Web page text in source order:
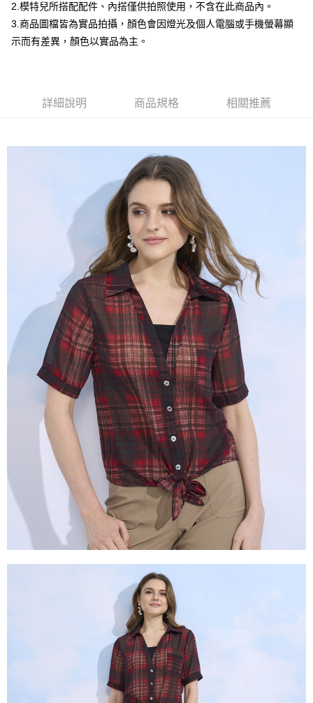
台新國際商業銀行
中國信託商業銀行
台灣樂天信用卡公司
Google Pay
大哥付你分期
2.付款方式選擇「大哥付你分期」，訂單成立後會自動跳轉到大哥付的交易
流程，驗證手機門號後，選擇欲分期的期數、繳款截止日，確認付款後即完
4.訂單成立30分鐘內，如未前往確認交易或遇審核未通過，訂單將自動取
消。如遇「轉專審核」未通過狀況，表示未達大哥付你分期系統評分，恕無
1.分期款項不併入電信帳單，「大哥付你分期」於每月結算日後寄送繳費提
2.透過簡訊連結打開帳單後，可選擇「超商條碼／台灣大直營門市／銀行轉
帳／街口支付／iPASS MONEY」等通路繳費。
1.本服務係由「台灣大哥大股份有限公司」（以下簡稱本公司）所提供，讓
用戶於交易時，得透過本服務購買商品或服務，並由商店將買賣／分期付款
買賣價金債權讓與本公司後，依約使用本公司帳單繳交帳款。
2.基於同意付款使用「大哥付你分期」之契約關係目的，商店將以您的個人
資料（包含姓名、電話或地址）提供予台灣大哥大進項蒐集、處理及利用，
由本公司與您本人進行分期帳單所需資料之確認、核對及更正。
3.完整用戶服務條款，請詳閱以下連結： https://oppay.tw/userRule
相關說明
１．簡單：不需註冊會員、不需綁卡、不需儲值。
２．便利：只要手機號碼，簡訊認證，即可結帳。
３．安心：先確認商品／服務後，再付款。
【「AFTEE先享後付」結帳流程】
１．於結帳方式選擇「AFTEE先享後付」後，將跳轉至「AFTEE先享後付」
結帳頁面，進行簡訊認證並確認金額後，即可完成結帳。
２．訂單成立數日內，您將收到繳費通知簡訊。
３．收到繳費通知簡訊後14天內，點擊此簡訊中的連結，可透過四大超商／
ATM／網路銀行／等多元方式進行付款，方視為交易完成。
※ 請注意：結帳手續完成當下不需立刻繳費，但若您需要取消訂單，請聯絡
購買商品的店家。未經商家同意取消之訂單仍視為有效，需透過AFTEE先享
後付繳納相關費用。
※ 交易是否成功請以「AFTEE先享後付 」之結帳頁面顯示為準，若有關於
是否繳費成功／繳費後需取消欲退款等相關疑問，請聯繫「AFTEE先享後付
客戶支援中心」https://netprotections.freshdesk.com/support/home
【注意事項】
１．透過由恩沛科技股份有限公司提供之「AFTEE先享後付」服務完成之交
易，需依本服務之必要範圍內提供個人資料，並將交易相關給付款項請求債
權轉讓予恩沛科技股份有限公司。
２．關於個人資料處理事宜，請瀏覽以下網址：
https://aftee.tw/terms/#terms3
３．未成年的使用者請事先徵得法定代理人或監護人之同意方可使用
「AFTEE先享後付」，若未經同意申辦者引起之損失，本公司不負相關責
４．使用「AFTEE先享後付」時，將依據個別帳號之用戶狀況，依本公司即
時審查核予不同之上限額度；若仍有額度不足之情形，本公司將視審查結果
請求用戶進行身份認證。
５．嚴禁一人註冊多個帳號或使用他人資訊註冊。若發現惡意使用之情形，
恩沛科技股份有限公司將有權停止該用戶之使用額度並採取法律行動。
每筆NT$120，滿NT$2,000(含以上)免運費
7-11取貨付款
每筆NT$120，滿NT$2,000(含以上)免運費
每筆NT$120，滿NT$2,000(含以上)免運費
2.模特兒所搭配配件、內搭僅供拍照使用，不含在此商品內。
3.商品圖檔皆為實品拍攝，顏色會因燈光及個人電腦或手機螢幕顯
示而有差異，顏色以實品為主。
詳細說明 商品規格 相關推薦